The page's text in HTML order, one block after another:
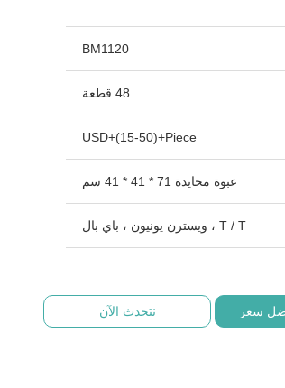
BM1120
48 قطعة
USD+(15-50)+Piece
عبوة محايدة 71 * 41 * 41 سم
T / T ، ويسترن يونيون ، باي بال
سعر نتحدث الآن